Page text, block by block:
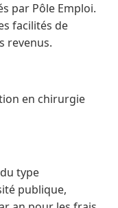
par Pôle Emploi.
facilités de
revenus.
en chirurgie
type
publique,